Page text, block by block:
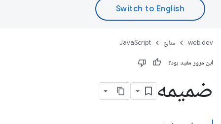
web.dev منابع JavaScript
این مرور مفید بود؟
ضمیمه